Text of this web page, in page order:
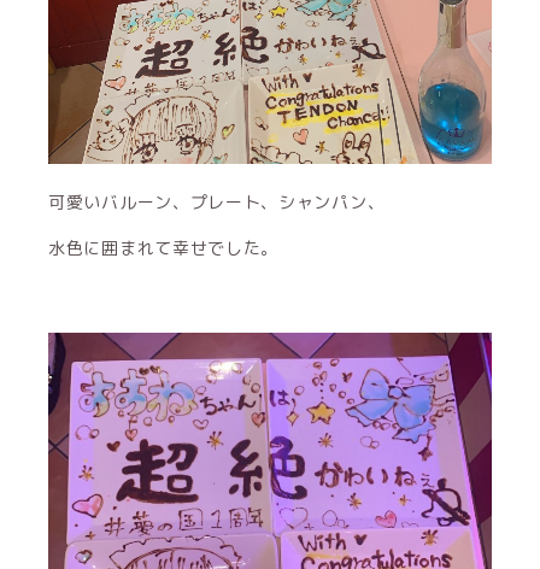
可愛いバルーン、プレート、シャンパン、
水色に囲まれて幸せでした。